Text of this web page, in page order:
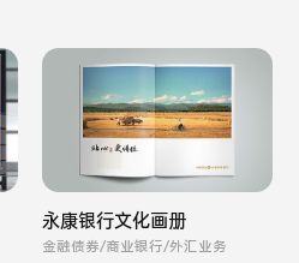
永康银行文化画册
金融债券/商业银行/外汇业务